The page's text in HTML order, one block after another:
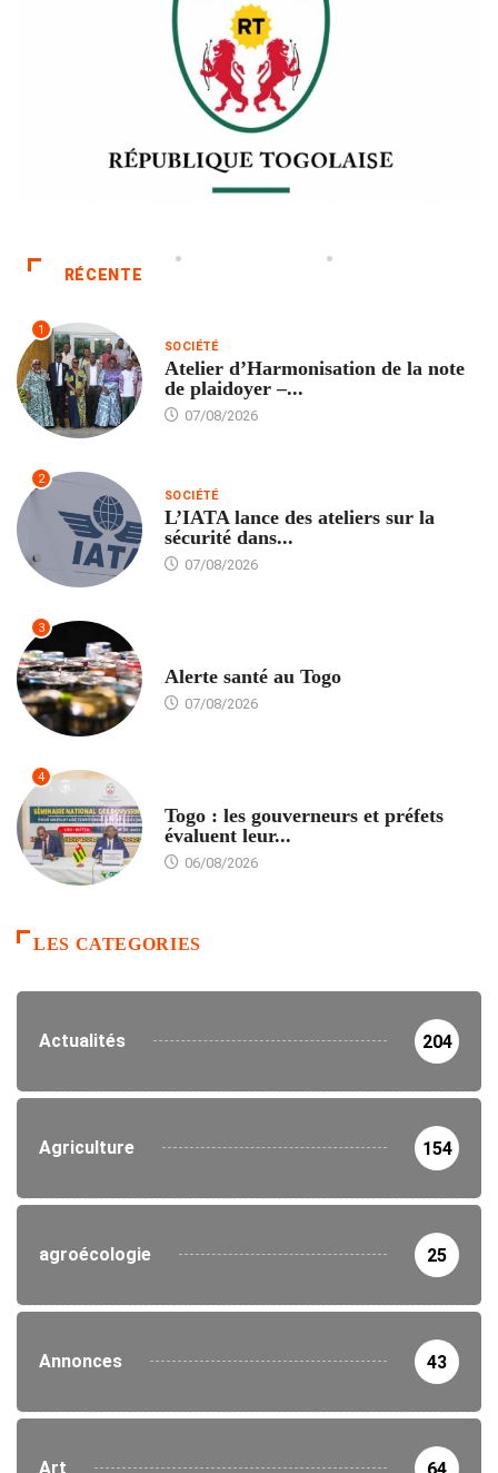
RÉCENTE
1
SOCIÉTÉ
Atelier d’Harmonisation de la note
de plaidoyer –...
07/08/2026
2
SOCIÉTÉ
L’IATA lance des ateliers sur la
sécurité dans...
07/08/2026
3
Alerte santé au Togo
07/08/2026
4
Togo : les gouverneurs et préfets
évaluent leur...
06/08/2026
LES CATEGORIES
Actualités 204
Agriculture 154
agroécologie 25
Annonces 43
Art 64